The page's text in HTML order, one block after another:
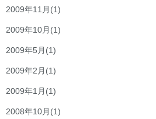
2009年11月 (1)
2009年10月 (1)
2009年5月 (1)
2009年2月 (1)
2009年1月 (1)
2008年10月 (1)